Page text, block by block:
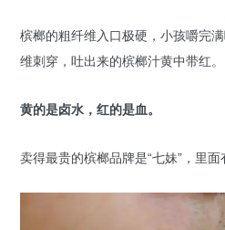
槟榔的粗纤维入口极硬，小孩嚼完
维刺穿，吐出来的槟榔汁黄中带红。
黄的是卤水，红的是血。
卖得最贵的槟榔品牌是“七妹”，里面